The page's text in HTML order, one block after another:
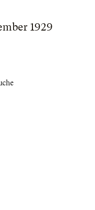
1929